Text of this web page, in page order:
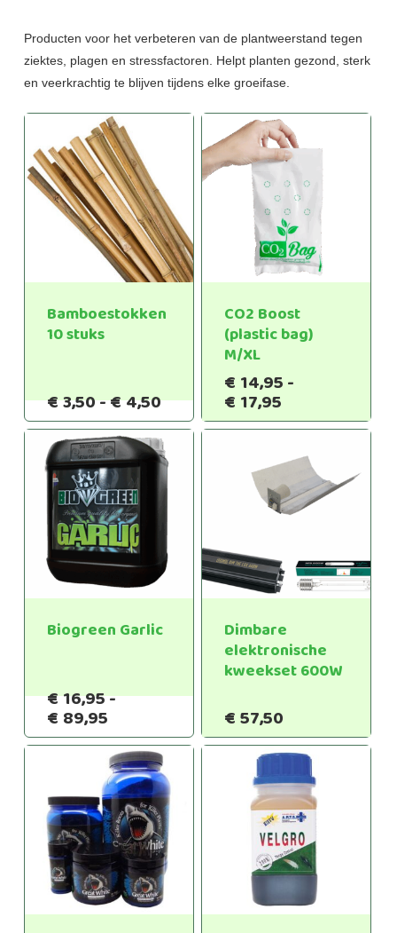
Producten voor het verbeteren van de plantweerstand tegen
ziektes, plagen en stressfactoren. Helpt planten gezond, sterk
en veerkrachtig te blijven tijdens elke groeifase.
Bamboestokken
10 stuks
€3,50-€4,50Prijsklasse:
€3,50
tot
€4,50
CO2 Boost
(plastic bag)
M/XL
€ 14,95-
€ 17,95
€14,95
€17,95
Biogreen Garlic
€16,95-
€ 89,95Prijsklasse:
€16,95
tot
€89,95
Dimbare
elektronische
kweekset 600W
€57,50